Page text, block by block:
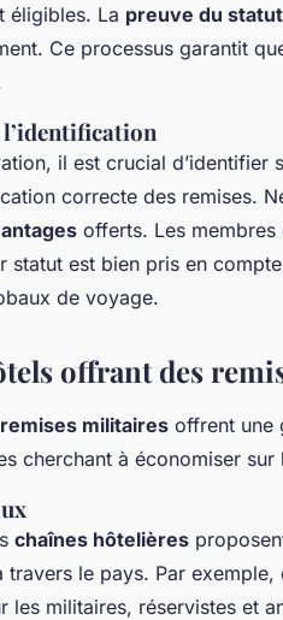
éligibles. La preuve du statut
Ce processus garantit
il est crucial
correcte des remises.
offerts. Les
statut est bien pris en
de voyage.
offrant des
militaires offrent une
cherchant à économiser sur
chaînes hôtelières
travers le pays. Par
les militaires, réservistes et